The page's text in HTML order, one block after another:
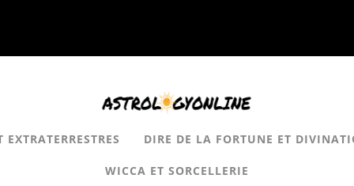
EXTRATERRESTRES DIRE DE LA FORTUNE ET
WICCA ET SORCELLERIE